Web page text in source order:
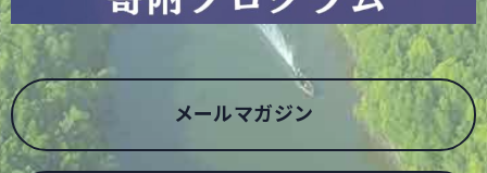
メールマガジン